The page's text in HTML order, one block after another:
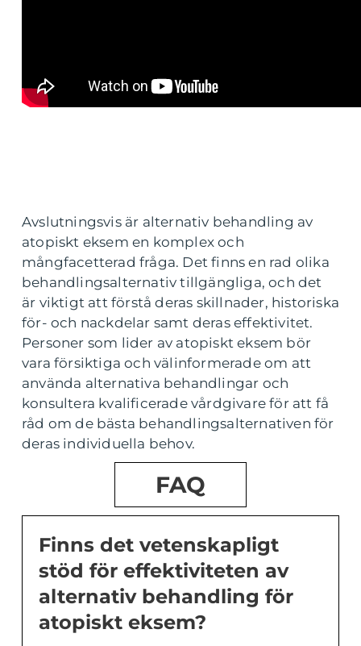
Avslutningsvis är alternativ behandling av
atopiskt eksem en komplex och
mångfacetterad fråga. Det finns en rad olika
behandlingsalternativ tillgängliga, och det
är viktigt att förstå deras skillnader, historiska
för- och nackdelar samt deras effektivitet.
Personer som lider av atopiskt eksem bör
vara försiktiga och välinformerade om att
använda alternativa behandlingar och
konsultera kvalificerade vårdgivare för att få
råd om de bästa behandlingsalternativen för
deras individuella behov.
FAQ
Finns det vetenskapligt
stöd för effektiviteten av
alternativ behandling för
atopiskt eksem?